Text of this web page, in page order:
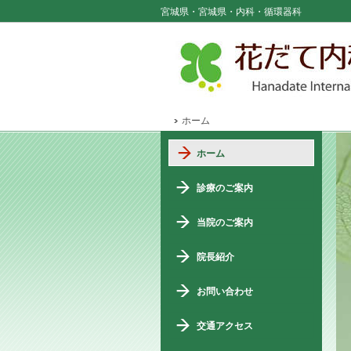
宮城県・宮城県・内科・循環器科
ホーム
ホーム
診療のご案内
当院のご案内
院長紹介
お問い合わせ
交通アクセス